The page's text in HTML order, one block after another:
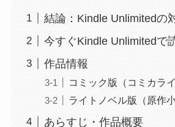
結論：Kindle Unlimitedの
今すぐKindle Unlimitedで
作品情報
コミック版（コミカライ
ライトノベル版（原作小
あらすじ・作品概要